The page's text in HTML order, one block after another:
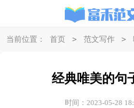
当前位置： 首页 > 范文写作 >
经典唯美的句
时间：2023-05-28